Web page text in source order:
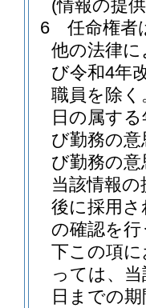
(情報の提
6
任命権者
他の法律
び令和4年
職員を除
日の属す
び勤務の
び勤務の
当該情報
後に採用
の確認を
下この項
っては、
日までの